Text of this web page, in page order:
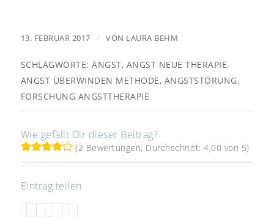
13. FEBRUAR 2017 / VON LAURA BEHM
SCHLAGWORTE: ANGST, ANGST NEUE THERAPIE,
ANGST ÜBERWINDEN METHODE, ANGSTSTÖRUNG,
FORSCHUNG ANGSTTHERAPIE
Wie gefällt Dir dieser Beitrag?
(2 Bewertungen, Durchschnitt: 4,00 von 5)
Eintrag teilen